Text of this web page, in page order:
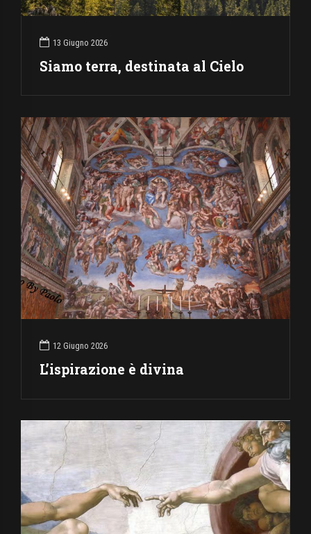
13 Giugno 2026
Siamo terra, destinata al Cielo
12 Giugno 2026
L’ispirazione è divina